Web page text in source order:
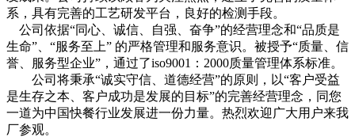
系，具有完善的工艺研发平台，良好的检测手段。
公司依据“同心、诚信、自强、奋争”的经营理念和“品质是
生命”、“服务至上” 的严格管理和服务意识。被授予“质量、信
誉、服务型企业”，通过了iso9001：2000质量管理体系标准。
公司将秉承“诚实守信、道德经营”的原则，以“客户受益
是生存之本、客户成功是发展的目标”的完善经营理念，同您
一道为中国快餐行业发展进一份力量。热烈欢迎广大用户来我
厂参观。